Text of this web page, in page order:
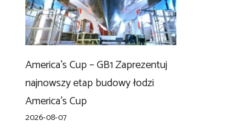
America’s Cup – GB1 Zaprezentuj
najnowszy etap budowy łodzi
America’s Cup
2026-08-07